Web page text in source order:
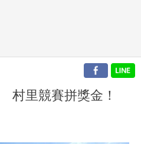
里競賽拼獎金！